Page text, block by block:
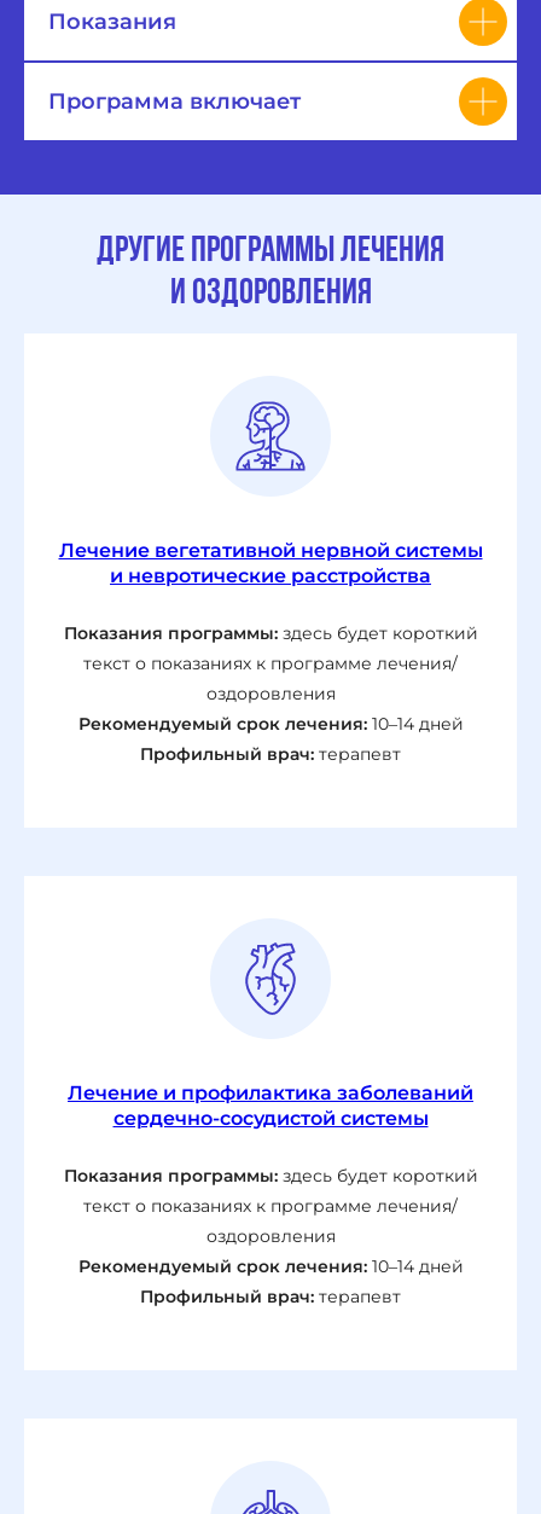
Показания
Программа включает
другие программы лечения
и оздоровления
Лечение вегетативной нервной системы
и невротические расстройства
Показания программы:здесь будет короткий
текст о показаниях к программе лечения/
оздоровления
Рекомендуемый срок лечения:10–14 дней
Профильный врач: терапевт
Лечение и профилактика заболеваний
сердечно-сосудистой системы
Показания программы:здесь будет короткий
текст о показаниях к программе лечения/
оздоровления
Рекомендуемый срок лечения:10–14 дней
Профильный врач: терапевт